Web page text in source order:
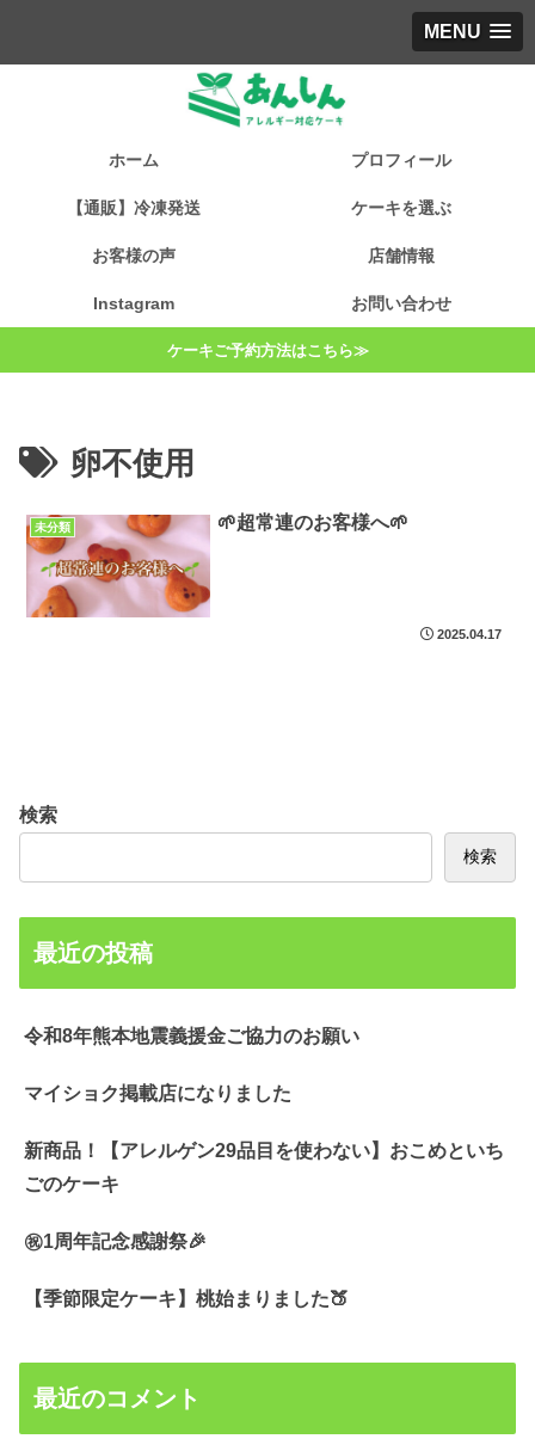
MENU
ホーム プロフィール
【通販】冷凍発送 ケーキを選ぶ
お客様の声 店舗情報
Instagram お問い合わせ
ケーキご予約方法はこちら≫
卵不使用
未分類 🌱超常連のお客様へ🌱
2025.04.17
検索
検索
最近の投稿
令和8年熊本地震義援金ご協力のお願い
マイショク掲載店になりました
新商品！【アレルゲン29品目を使わない】おこめといち
ごのケーキ
㊗️1周年記念感謝祭🎉
【季節限定ケーキ】桃始まりました🍑
最近のコメント